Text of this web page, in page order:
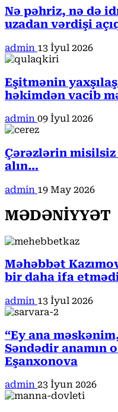
Nə pəhriz, nə də
uzadan vərdişi
admin 13 İyul 2026
Eşitmənin
həkimdən vacib
admin 09 İyul 2026
Çərəzlərin misilsiz
alın…
admin 19 May 2026
MƏDƏNİYYƏT
Məhəbbət
bir daha ifa
admin 13 İyul 2026
“Ey ana
Səndədir anamın
Eşanxonova
admin 23 İyun 2026